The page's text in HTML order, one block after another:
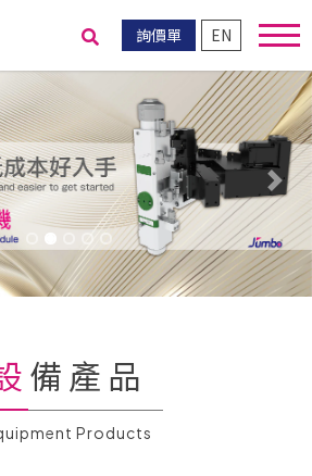
詢價單 EN
送出搜尋
Next
設備產品
Products